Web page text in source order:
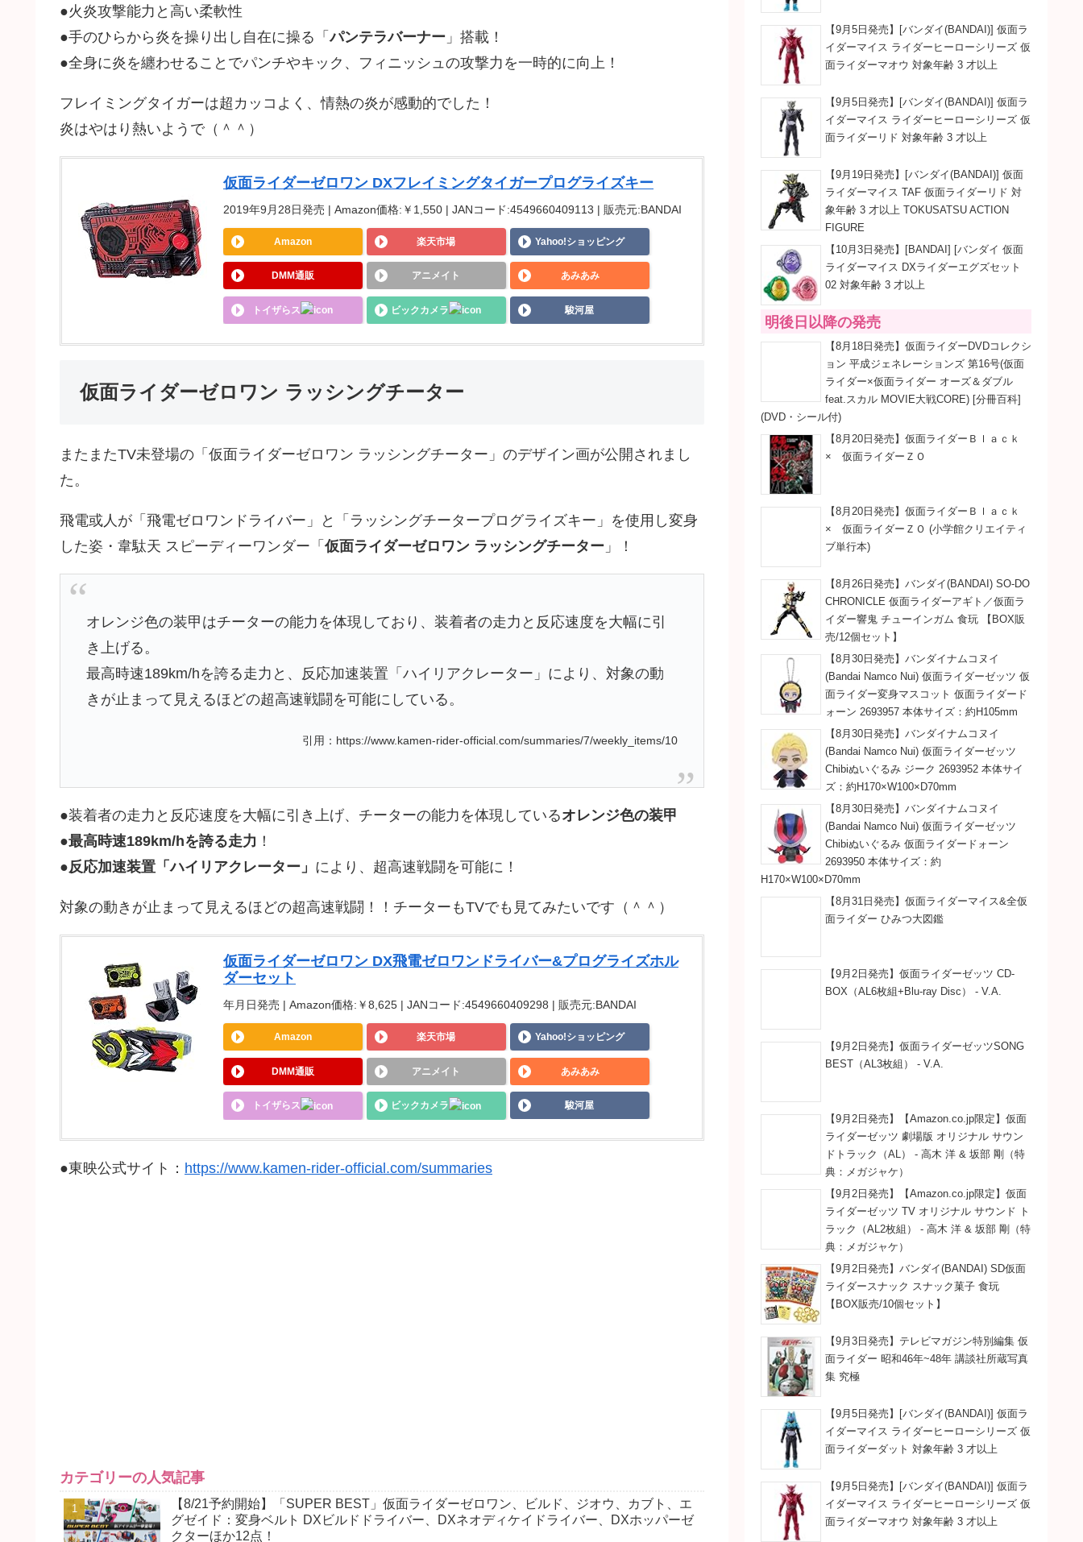
●火炎攻撃能力と高い柔軟性
●手のひらから炎を操り出し自在に操る「パンテラバーナー 」搭載！
●全身に炎を纏わせることでパンチやキック、フィニッシュの攻撃力を一時的に向上！
フレイミングタイガーは超カッコよく、情熱の炎が感動的でした！
炎はやはり熱いようで（＾＾）
仮面ライダーゼロワン DXフレイミングタイガープログライズキー
2019年9月28日発売 | Amazon価格:￥1,550 | JANコード:4549660409113 | 販売元:BANDAI
Amazon 楽天市場 Yahoo!ショッピング
DMM通販 アニメイト あみあみ
トイザらス ビックカメラ 駿河屋
仮面ライダーゼロワン ラッシングチーター
またまたTV未登場の「仮面ライダーゼロワン ラッシングチーター」のデザイン画が公開されまし
た。
飛電或人が「飛電ゼロワンドライバー」と「ラッシングチータープログライズキー」を使用し変身
した姿・韋駄天 スピーディーワンダー「 仮面ライダーゼロワン ラッシングチーター 」！
オレンジ色の装甲はチーターの能力を体現しており、装着者の走力と反応速度を大幅に引
き上げる。
最高時速189km/hを誇る走力と、反応加速装置「ハイリアクレーター」により、対象の動
きが止まって見えるほどの超高速戦闘を可能にしている。
引用：https://www.kamen-rider-official.com/summaries/7/weekly_items/10
●装着者の走力と反応速度を大幅に引き上げ、チーターの能力を体現しているオレンジ色の装甲
●最高時速189km/hを誇る走力 ！
●反応加速装置「ハイリアクレーター」 により、超高速戦闘を可能に！
対象の動きが止まって見えるほどの超高速戦闘！！チーターもTVでも見てみたいです（＾＾）
仮面ライダーゼロワン DX飛電ゼロワンドライバー&プログライズホル
ダーセット
年月日発売 | Amazon価格:￥8,625 | JANコード:4549660409298 | 販売元:BANDAI
Amazon 楽天市場 Yahoo!ショッピング
DMM通販 アニメイト あみあみ
トイザらス ビックカメラ 駿河屋
●東映公式サイト： https://www.kamen-rider-official.com/summaries
カテゴリーの人気記事
【8/21予約開始】「SUPER BEST」仮面ライダーゼロワン、ビルド、ジオウ、カブト、エ
グゼイド：変身ベルト DXビルドドライバー、DXネオディケイドライバー、DXホッパーゼ
クターほか12点！
【9月5日発売】[バンダイ(BANDAI)] 仮面ラ
イダーマイス ライダーヒーローシリーズ 仮
面ライダーマオウ 対象年齢 3 才以上
【9月5日発売】[バンダイ(BANDAI)] 仮面ラ
イダーマイス ライダーヒーローシリーズ 仮
面ライダーリド 対象年齢 3 才以上
【9月19日発売】[バンダイ(BANDAI)] 仮面
ライダーマイス TAF 仮面ライダーリド 対
象年齢 3 才以上 TOKUSATSU ACTION
FIGURE
【10月3日発売】[BANDAI] [バンダイ 仮面
ライダーマイス DXライダーエグズセット
02 対象年齢 3 才以上
明後日以降の発売
【8月18日発売】仮面ライダーDVDコレクシ
ョン 平成ジェネレーションズ 第16号(仮面
ライダー×仮面ライダー オーズ＆ダブル
feat.スカル MOVIE大戦CORE) [分冊百科]
(DVD・シール付)
【8月20日発売】仮面ライダーＢｌａｃｋ
× 仮面ライダーＺＯ
【8月20日発売】仮面ライダーＢｌａｃｋ
× 仮面ライダーＺＯ (小学館クリエイティ
ブ単行本)
【8月26日発売】バンダイ(BANDAI) SO-DO
CHRONICLE 仮面ライダーアギト／仮面ラ
イダー響鬼 チューインガム 食玩 【BOX販
売/12個セット】
【8月30日発売】バンダイナムコヌイ
(Bandai Namco Nui) 仮面ライダーゼッツ 仮
面ライダー変身マスコット 仮面ライダード
ォーン 2693957 本体サイズ：約H105mm
【8月30日発売】バンダイナムコヌイ
(Bandai Namco Nui) 仮面ライダーゼッツ
Chibiぬいぐるみ ジーク 2693952 本体サイ
ズ：約H170×W100×D70mm
【8月30日発売】バンダイナムコヌイ
(Bandai Namco Nui) 仮面ライダーゼッツ
Chibiぬいぐるみ 仮面ライダードォーン
2693950 本体サイズ：約
H170×W100×D70mm
【8月31日発売】仮面ライダーマイス&全仮
面ライダー ひみつ大図鑑
【9月2日発売】仮面ライダーゼッツ CD-
BOX（AL6枚組+Blu-ray Disc） - V.A.
【9月2日発売】仮面ライダーゼッツSONG
BEST（AL3枚組） - V.A.
【9月2日発売】【Amazon.co.jp限定】仮面
ライダーゼッツ 劇場版 オリジナル サウン
ドトラック（AL） - 高木 洋 & 坂部 剛（特
典：メガジャケ）
【9月2日発売】【Amazon.co.jp限定】仮面
ライダーゼッツ TV オリジナル サウンド ト
ラック（AL2枚組） - 高木 洋 & 坂部 剛（特
典：メガジャケ）
【9月2日発売】バンダイ(BANDAI) SD仮面
ライダースナック スナック菓子 食玩
【BOX販売/10個セット】
【9月3日発売】テレビマガジン特別編集 仮
面ライダー 昭和46年~48年 講談社所蔵写真
集 究極
【9月5日発売】[バンダイ(BANDAI)] 仮面ラ
イダーマイス ライダーヒーローシリーズ 仮
面ライダーダット 対象年齢 3 才以上
【9月5日発売】[バンダイ(BANDAI)] 仮面ラ
イダーマイス ライダーヒーローシリーズ 仮
面ライダーマオウ 対象年齢 3 才以上